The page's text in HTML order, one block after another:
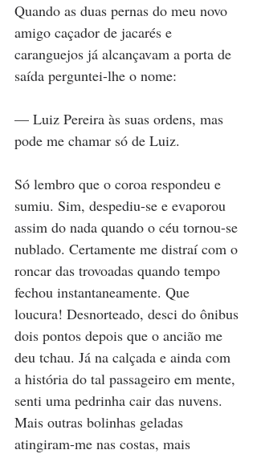
Quando as duas pernas do meu novo
amigo caçador de jacarés e
caranguejos já alcançavam a porta de
saída perguntei-lhe o nome:
— Luiz Pereira às suas ordens, mas
pode me chamar só de Luiz.
Só lembro que o coroa respondeu e
sumiu. Sim, despediu-se e evaporou
assim do nada quando o céu tornou-se
nublado. Certamente me distraí com o
roncar das trovoadas quando tempo
fechou instantaneamente. Que
loucura! Desnorteado, desci do ônibus
dois pontos depois que o ancião me
deu tchau. Já na calçada e ainda com
a história do tal passageiro em mente,
senti uma pedrinha cair das nuvens.
Mais outras bolinhas geladas
atingiram-me nas costas, mais